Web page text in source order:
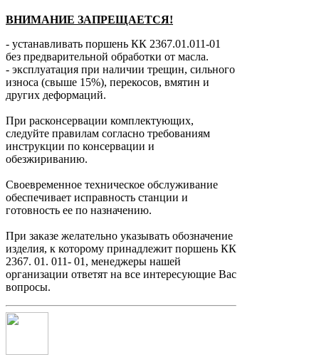
ВНИМАНИЕ ЗАПРЕЩАЕТСЯ!
- устанавливать поршень КК 2367.01.011-01
без предварительной обработки от масла.
- эксплуатация при наличии трещин, сильного
износа (свыше 15%), перекосов, вмятин и
других деформаций.
При расконсервации комплектующих,
следуйте правилам согласно требованиям
инструкции по консервации и
обезжириванию.
Своевременное техническое обслуживание
обеспечивает исправность станции и
готовность ее по назначению.
При заказе желательно указывать обозначение
изделия, к которому принадлежит поршень КК
2367. 01. 011- 01, менеджеры нашей
организации ответят на все интересующие Вас
вопросы.